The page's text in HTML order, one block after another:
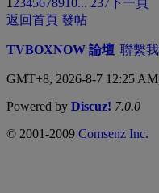
23456789 10... 237 下一頁
返回首頁 發帖
TVBOXNOW 論壇 |聯繫
GMT+8, 2026-8-7 12:25
Powered by Discuz! 7.0.0
© 2001-2009 Comsenz Inc.